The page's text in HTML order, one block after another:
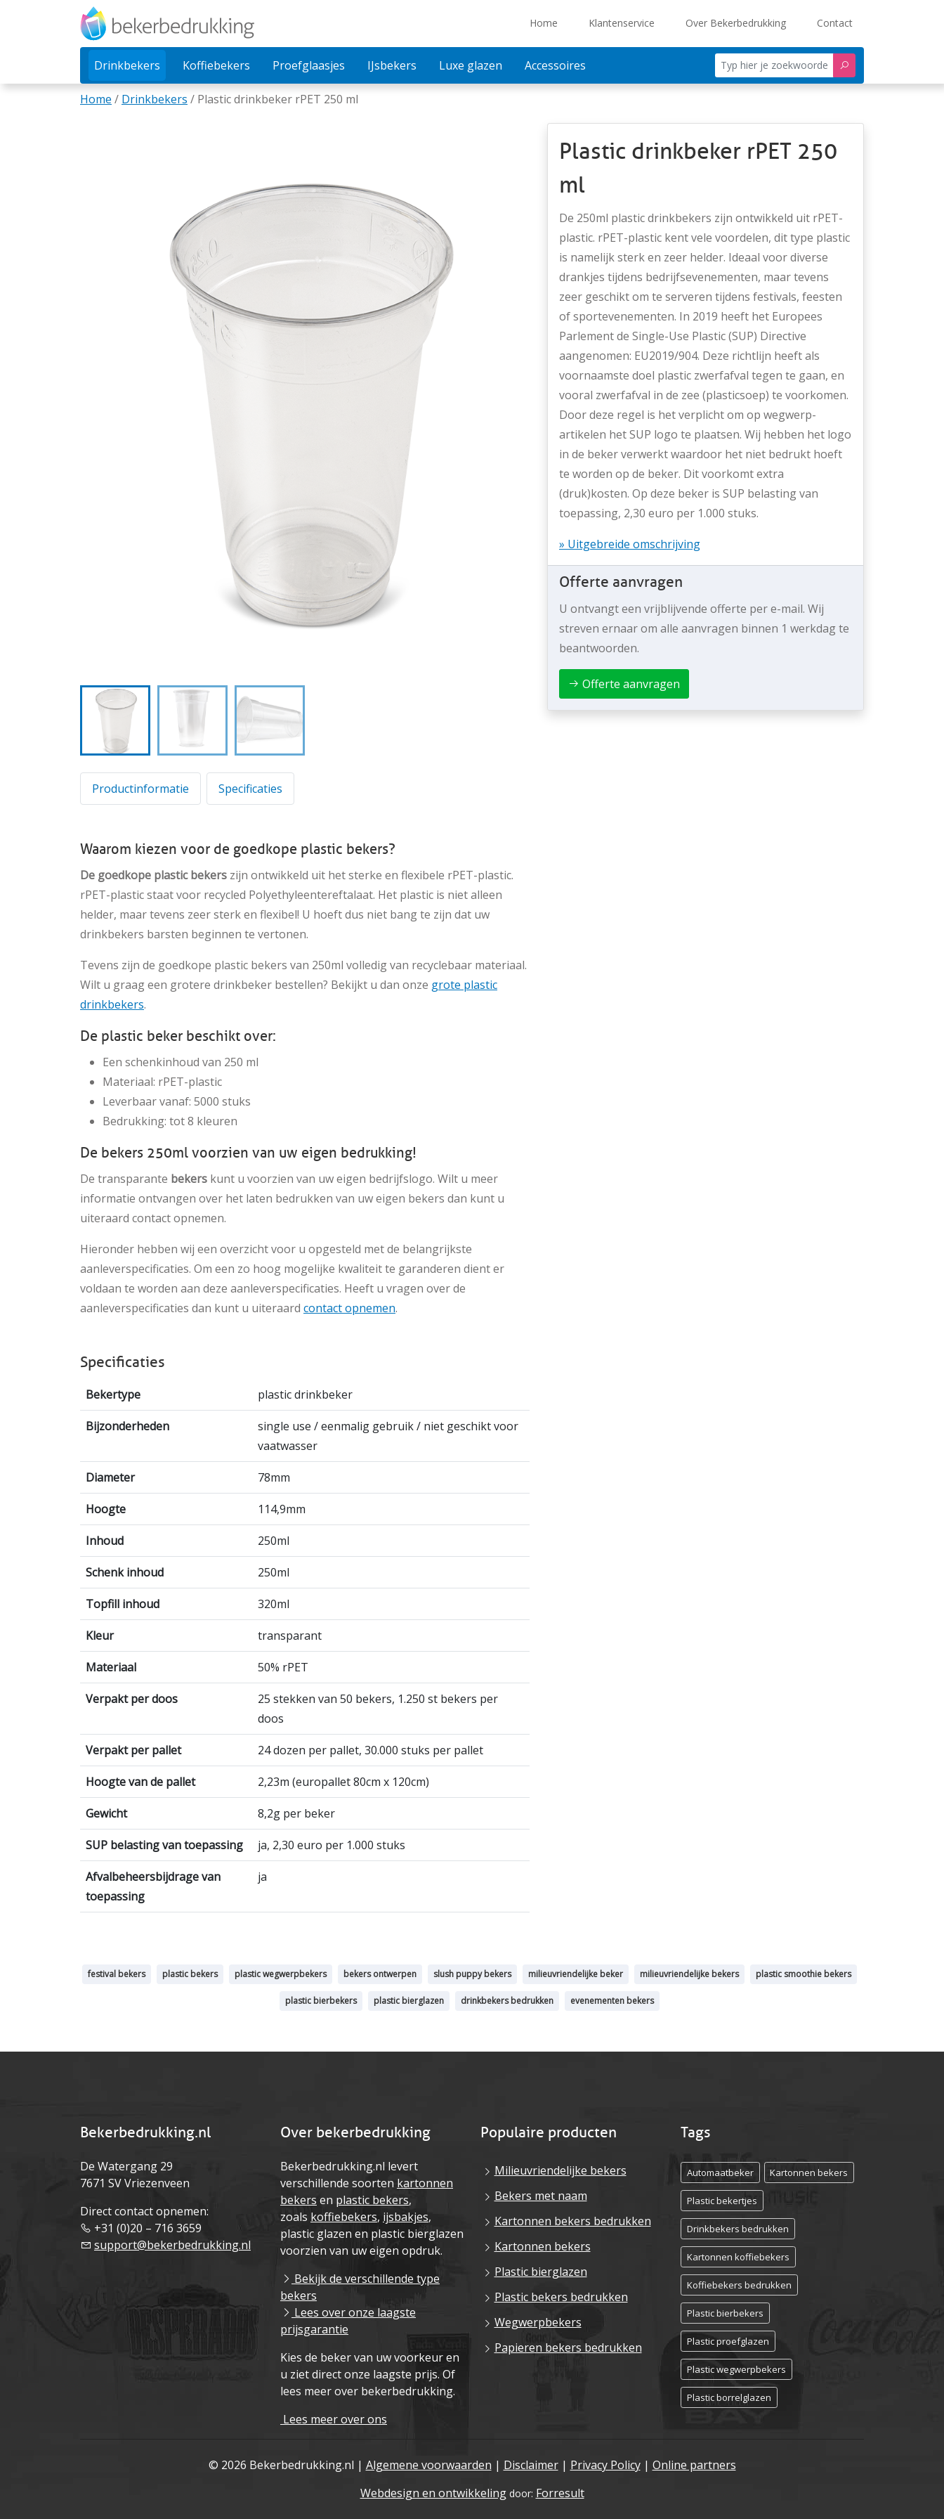
Home Klantenservice Over Bekerbedrukking Contact
Drinkbekers Koffiebekers Proefglaasjes IJsbekers Luxe glazen Accessoires
Home / Drinkbekers / Plastic drinkbeker rPET 250 ml
Productinformatie Specificaties
Waarom kiezen voor de goedkope plastic bekers?
De goedkope plastic bekers zijn ontwikkeld uit het sterke en flexibele rPET-plastic.
rPET-plastic staat voor recycled Polyethyleentereftalaat. Het plastic is niet alleen
helder, maar tevens zeer sterk en flexibel! U hoeft dus niet bang te zijn dat uw
drinkbekers barsten beginnen te vertonen.
Tevens zijn de goedkope plastic bekers van 250ml volledig van recyclebaar materiaal.
Wilt u graag een grotere drinkbeker bestellen? Bekijkt u dan onze grote plastic
drinkbekers.
De plastic beker beschikt over:
Een schenkinhoud van 250 ml
Materiaal: rPET-plastic
Leverbaar vanaf: 5000 stuks
Bedrukking: tot 8 kleuren
De bekers 250ml voorzien van uw eigen bedrukking!
De transparante bekers kunt u voorzien van uw eigen bedrijfslogo. Wilt u meer
informatie ontvangen over het laten bedrukken van uw eigen bekers dan kunt u
uiteraard contact opnemen.
Hieronder hebben wij een overzicht voor u opgesteld met de belangrijkste
aanleverspecificaties. Om een zo hoog mogelijke kwaliteit te garanderen dient er
voldaan te worden aan deze aanleverspecificaties. Heeft u vragen over de
aanleverspecificaties dan kunt u uiteraard contact opnemen.
Specificaties
Bekertype plastic drinkbeker
Bijzonderheden
single use / eenmalig gebruik / niet geschikt voor
vaatwasser
Diameter 78mm
Hoogte 114,9mm
Inhoud 250ml
Schenk inhoud 250ml
Topfill inhoud 320ml
Kleur transparant
Materiaal 50% rPET
Verpakt per doos
25 stekken van 50 bekers, 1.250 st bekers per
doos
Verpakt per pallet 24 dozen per pallet, 30.000 stuks per pallet
Hoogte van de pallet 2,23m (europallet 80cm x 120cm)
Gewicht 8,2g per beker
SUP belasting van toepassing ja, 2,30 euro per 1.000 stuks
Afvalbeheersbijdrage van
toepassing
ja
Plastic drinkbeker rPET 250
ml
De 250ml plastic drinkbekers zijn ontwikkeld uit rPET-
plastic. rPET-plastic kent vele voordelen, dit type plastic
is namelijk sterk en zeer helder. Ideaal voor diverse
drankjes tijdens bedrijfsevenementen, maar tevens
zeer geschikt om te serveren tijdens festivals, feesten
of sportevenementen. In 2019 heeft het Europees
Parlement de Single-Use Plastic (SUP) Directive
aangenomen: EU2019/904. Deze richtlijn heeft als
voornaamste doel plastic zwerfafval tegen te gaan, en
vooral zwerfafval in de zee (plasticsoep) te voorkomen.
Door deze regel is het verplicht om op wegwerp-
artikelen het SUP logo te plaatsen. Wij hebben het logo
in de beker verwerkt waardoor het niet bedrukt hoeft
te worden op de beker. Dit voorkomt extra
(druk)kosten. Op deze beker is SUP belasting van
toepassing, 2,30 euro per 1.000 stuks.
» Uitgebreide omschrijving
Offerte aanvragen
U ontvangt een vrijblijvende offerte per e-mail. Wij
streven ernaar om alle aanvragen binnen 1 werkdag te
beantwoorden.
Offerte aanvragen
festival bekers plastic bekers plastic wegwerpbekers bekers ontwerpen slush puppy bekers milieuvriendelijke beker milieuvriendelijke bekers plastic smoothie bekers
plastic bierbekers plastic bierglazen drinkbekers bedrukken evenementen bekers
Bekerbedrukking.nl
De Watergang 29
7671 SV Vriezenveen
Direct contact opnemen:
+31 (0)20 – 716 3659
support@bekerbedrukking.nl
Over bekerbedrukking
Bekerbedrukking.nl levert
verschillende soorten kartonnen
bekers en plastic bekers,
zoals koffiebekers, ijsbakjes,
plastic glazen en plastic bierglazen
voorzien van uw eigen opdruk.
Bekijk de verschillende type
bekers
Lees over onze laagste
prijsgarantie
Kies de beker van uw voorkeur en
u ziet direct onze laagste prijs. Of
lees meer over bekerbedrukking.
Lees meer over ons
Populaire producten
Milieuvriendelijke bekers
Bekers met naam
Kartonnen bekers bedrukken
Kartonnen bekers
Plastic bierglazen
Plastic bekers bedrukken
Wegwerpbekers
Papieren bekers bedrukken
Tags
Automaatbeker Kartonnen bekers
Plastic bekertjes
Drinkbekers bedrukken
Kartonnen koffiebekers
Koffiebekers bedrukken
Plastic bierbekers
Plastic proefglazen
Plastic wegwerpbekers
Plastic borrelglazen
© 2026 Bekerbedrukking.nl | Algemene voorwaarden | Disclaimer| Privacy Policy| Online partners
Webdesign en ontwikkelingdoor: Forresult